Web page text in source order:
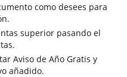
como desees para
superior pasando el
Aviso de Año Gratis y
añadido.